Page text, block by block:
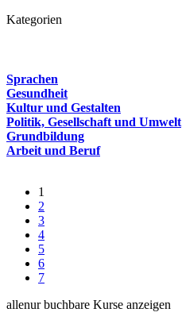
Kategorien
Sprachen
Gesundheit
Kultur und Gestalten
Politik, Gesellschaft und Umwelt
Grundbildung
Arbeit und Beruf
1
2
3
4
5
6
7
allenur buchbare Kurse anzeigen